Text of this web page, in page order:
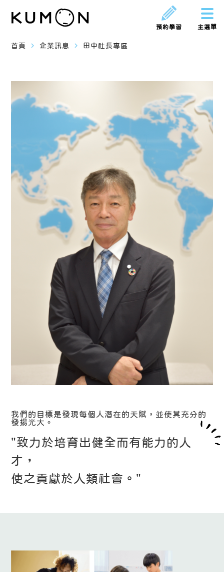
主選單
預約學習
首頁 navigate_next 企業訊息 navigate_next 田中社長專區
我們的目標是發現每個人潛在的天賦，並使其充分的
發揚光大。
"致力於培育出健全而有能力的人
才，
"致力於培育出健全而有能力的人
才，
使之貢獻於人類社會。"
使之貢獻於人類社會。"